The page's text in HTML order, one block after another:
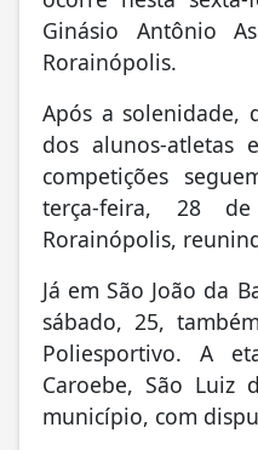
Ginásio Antônio
Rorainópolis.
Após a solenidade,
dos alunos-atletas
competições
terça-feira, 28
Rorainópolis,
Já em São João da
sábado, 25,
Poliesportivo. A
Caroebe, São Luiz
município, com